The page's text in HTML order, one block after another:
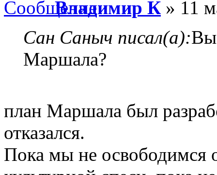
Владимир К » 11
Сан Саныч писал(а):Вы
Маршала?
план Маршала был
отказался.
Пока мы не освободимся